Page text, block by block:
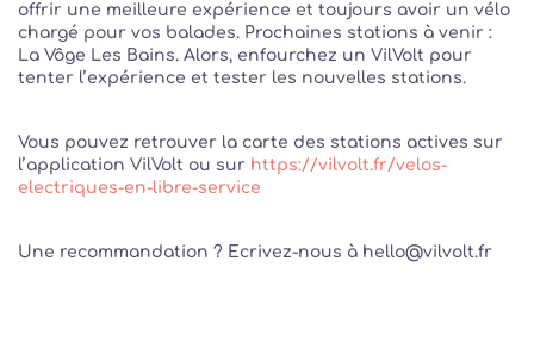
offrir une meilleure expérience et toujours avoir un vélo
chargé pour vos balades. Prochaines stations à venir :
La Vôge Les Bains. Alors, enfourchez un VilVolt pour
tenter l’expérience et tester les nouvelles stations.
Vous pouvez retrouver la carte des stations actives sur
l’application VilVolt ou sur https://vilvolt.fr/velos-
electriques-en-libre-service
Une recommandation ? Ecrivez-nous à hello@vilvolt.fr